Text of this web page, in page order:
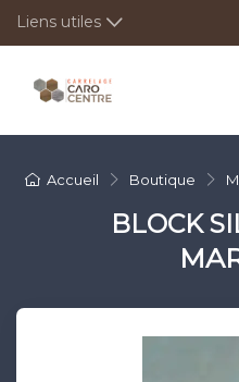
Liens utiles
Accueil Boutique
BLOCK